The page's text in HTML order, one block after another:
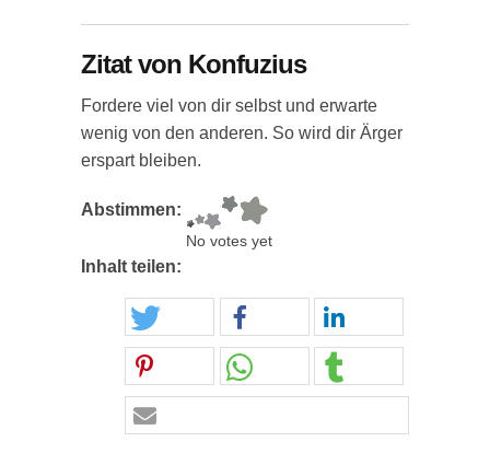
Zitat von Konfuzius
Fordere viel von dir selbst und erwarte
wenig von den anderen. So wird dir Ärger
erspart bleiben.
Abstimmen:
No votes yet
Inhalt teilen: